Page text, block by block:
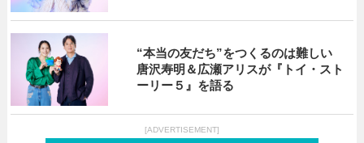
“本当の友だち”をつくるのは難しい
唐沢寿明＆広瀬アリスが『トイ・スト
ーリー５』を語る
[ADVERTISEMENT]